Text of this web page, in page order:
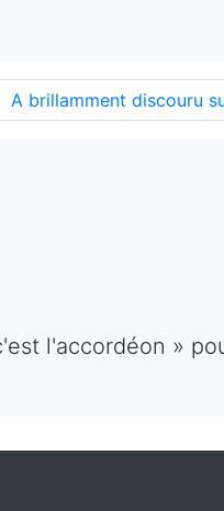
A brillamment discouru
l'accordéon »